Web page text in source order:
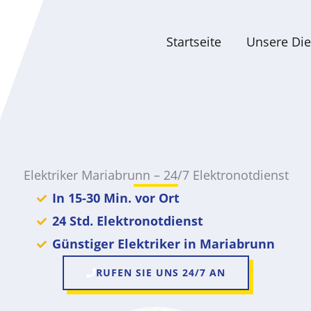
Startseite Unsere
Elektriker Mariabrunn – 24/7 Elektronotdienst
In 15-30 Min. vor Ort
24 Std. Elektronotdienst
Günstiger Elektriker in Mariabrunn
RUFEN SIE UNS 24/7 AN